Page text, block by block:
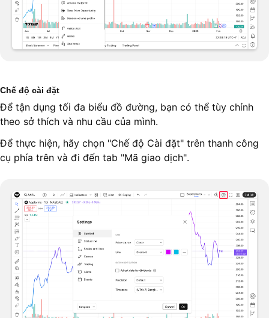
Chế độ cài đặt
Để tận dụng tối đa biểu đồ đường, bạn có thể tùy chỉnh
theo sở thích và nhu cầu của mình.
Để thực hiện, hãy chọn "Chế độ Cài đặt" trên thanh công
cụ phía trên và đi đến tab "Mã giao dịch".